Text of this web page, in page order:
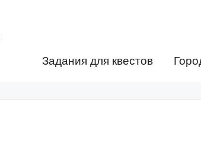
Задания для квестов